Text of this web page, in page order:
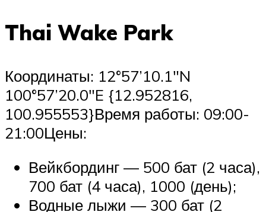
Thai Wake Park
Координаты: 12°57’10.1″N
100°57’20.0″E {12.952816,
100.955553}Время работы: 09:00-
21:00Цены:
Вейкбординг — 500 бат (2 часа),
700 бат (4 часа), 1000 (день);
Водные лыжи — 300 бат (2